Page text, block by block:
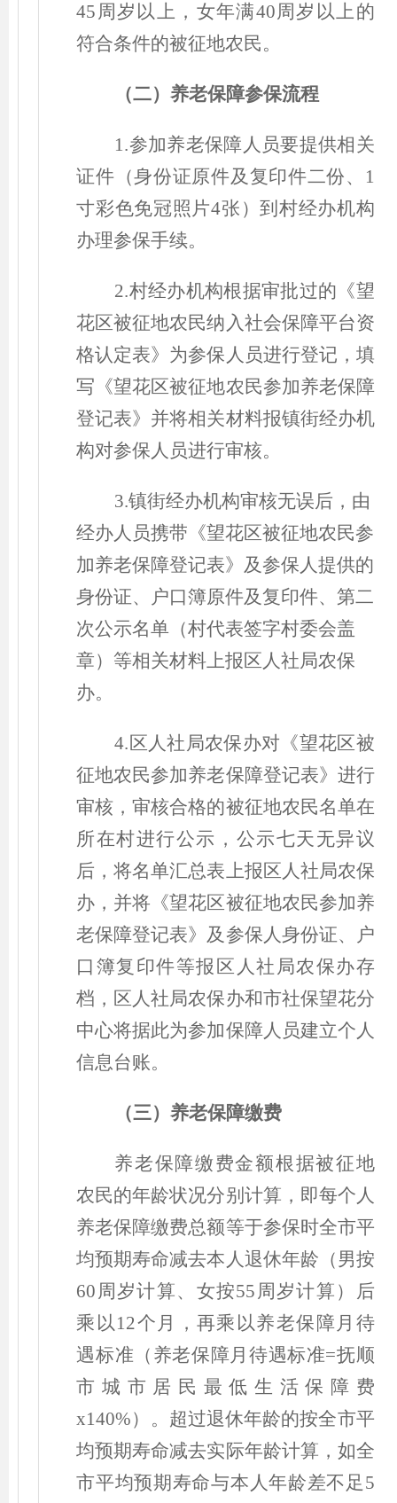
45周岁以上，女年满40周岁以上的
符合条件的被征地农民。
（二）养老保障参保流程
1.参加养老保障人员要提供相关
证件 （身份证原件及复印件二份、1
寸彩色免冠照片4张 ）到村经办机构
办理参保手续。
2.村经办机构根据审批过的《望
花区被征地农民纳入社会保障平台资
格认定表》为参保人员进行登记，填
写《望花区被征地农民参加养老保障
登记表》并将相关材料报镇街经办机
构对参保人员进行审核。
3.镇街经办机构审核无误后，由
经办人员携带《望花区被征地农民参
加养老保障登记表》及参保人提供的
身份证、户口簿原件及复印件、第二
次公示名单 （村代表签字村委会盖
章） 等相关材料上报区人社局农保
办。
4.区人社局农保办对《望花区被
征地农民参加养老保障登记表》进行
审核，审核合格的被征地农民名单在
所在村进行公示，公示七天无异议
后，将名单汇总表上报区人社局农保
办，并将《望花区被征地农民参加养
老保障登记表》及参保人身份证、户
口簿复印件等报区人社局农保办存
档，区人社局农保办和市社保望花分
中心将据此为参加保障人员建立个人
信息台账。
（三）养老保障缴费
养老保障缴费金额根据被征地
农民的年龄状况分别计算，即每个人
养老保障缴费总额等于参保时全市平
均预期寿命减去本人退休年龄 （ 男按
60周岁计算、女按55周岁计算 ） 后
乘以12个月，再乘以养老保障月待
遇标准 （ 养老保障月待遇标准=抚顺
市城市居民最低生活保障费
x140%）
。超过退休年龄的按全市平
均预期寿命减去实际年龄计算，如全
市平均预期寿命与本人年龄差不足5